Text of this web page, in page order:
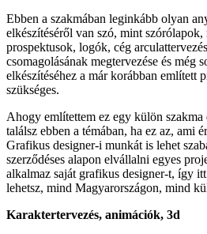
Ebben a szakmában leginkább olyan
elkészítéséről van szó, mint
prospektusok, logók, cég
csomagolásának megtervezése és még
elkészítéséhez a már korábban említett
szükséges.
Ahogy említettem ez egy külön szakma
találsz ebben a témában, ha ez az, ami
Grafikus designer-i munkát is lehet
szerződéses alapon elvállalni egyes
alkalmaz saját grafikus designer-t, így
lehetsz, mind Magyarországon, mind
Karaktertervezés, animációk, 3d